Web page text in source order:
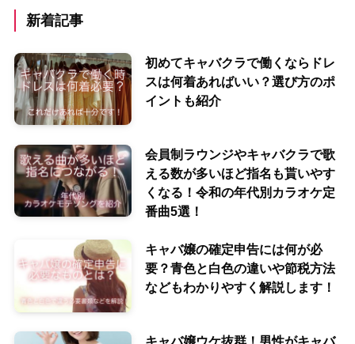
新着記事
初めてキャバクラで働くならドレ
スは何着あればいい？選び方のポ
イントも紹介
会員制ラウンジやキャバクラで歌
える数が多いほど指名も貰いやす
くなる！令和の年代別カラオケ定
番曲5選！
キャバ嬢の確定申告には何が必
要？青色と白色の違いや節税方法
などもわかりやすく解説します！
キャバ嬢ウケ抜群！男性がキャバ